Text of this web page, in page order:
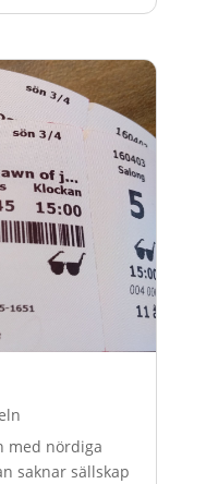
med nördiga
saknar sällskap